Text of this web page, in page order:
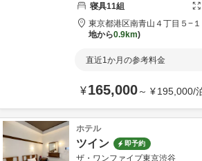
寝具11組
東京都港区南青山４丁目５−１
地から0.9km
直近1か月の参考料金
¥165,000～ ¥195,000/
ホテル
ツイン 即予約
ザ・ワンファイブ東京渋谷